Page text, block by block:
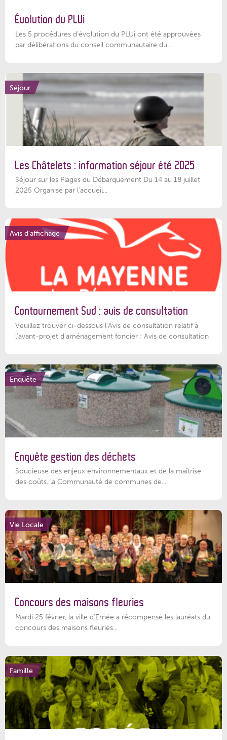
Évolution du PLUi
Les 5 procédures d’évolution du PLUi ont été approuvées
par délibérations du conseil communautaire du...
Séjour
Les Châtelets : information séjour été 2025
Séjour sur les Plages du Débarquement Du 14 au 18 juillet
2025 Organisé par l’accueil...
Avis d'affichage
Contournement Sud : avis de consultation
Veuillez trouver ci-dessous l’Avis de consultation relatif à
l'avant-projet d'aménagement foncier : Avis de consultation
Enquête
Enquête gestion des déchets
Soucieuse des enjeux environnementaux et de la maîtrise
des coûts, la Communauté de communes de...
Vie Locale
Concours des maisons fleuries
Mardi 25 février, la ville d'Ernée a récompensé les lauréats du
concours des maisons fleuries...
Famille